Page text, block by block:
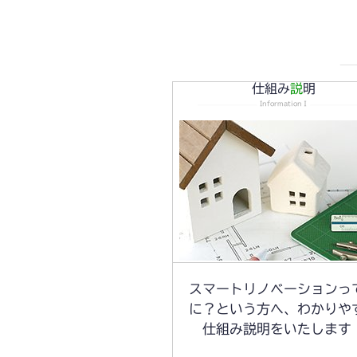
仕組み説明
InformationⅠ
スマートリノベーションっ
に？という方へ、わかりや
仕組み説明をいたします